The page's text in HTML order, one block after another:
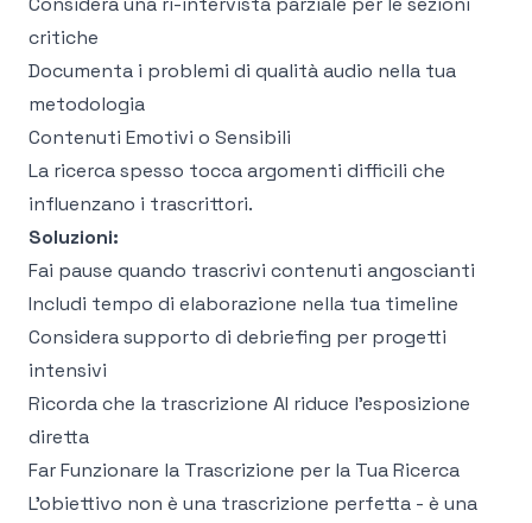
critiche
Documenta i problemi di qualità audio nella tua
metodologia
Contenuti Emotivi o Sensibili
La ricerca spesso tocca argomenti difficili che
influenzano i trascrittori.
Soluzioni:
Fai pause quando trascrivi contenuti angoscianti
Includi tempo di elaborazione nella tua timeline
Considera supporto di debriefing per progetti
intensivi
Ricorda che la trascrizione AI riduce l'esposizione
diretta
Far Funzionare la Trascrizione per la Tua Ricerca
L'obiettivo non è una trascrizione perfetta - è una